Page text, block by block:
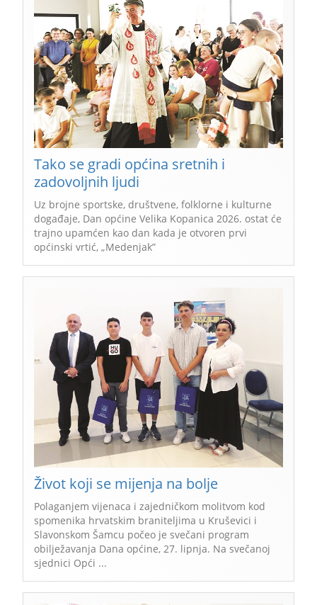
Tako se gradi općina sretnih i
zadovoljnih ljudi
Uz brojne sportske, društvene, folklorne i kulturne
događaje, Dan općine Velika Kopanica 2026. ostat će
trajno upamćen kao dan kada je otvoren prvi
općinski vrtić, „Medenjak”
Život koji se mijenja na bolje
Polaganjem vijenaca i zajedničkom molitvom kod
spomenika hrvatskim braniteljima u Kruševici i
Slavonskom Šamcu počeo je svečani program
obilježavanja Dana općine, 27. lipnja. Na svečanoj
sjednici Opći ...